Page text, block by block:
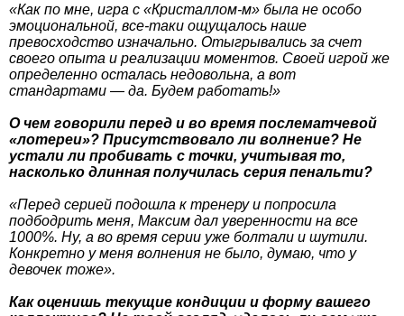
«Как по мне, игра с «Кристаллом-м» была не особо
эмоциональной, все-таки ощущалось наше
превосходство изначально. Отыгрывались за счет
своего опыта и реализации моментов. Своей игрой же
определенно осталась недовольна, а вот
стандартами — да. Будем работать!»
О чем говорили перед и во время послематчевой
«лотереи»? Присутствовало ли волнение? Не
устали ли пробивать с точки, учитывая то,
насколько длинная получилась серия пенальти?
«Перед серией подошла к тренеру и попросила
подбодрить меня, Максим дал уверенности на все
1000%. Ну, а во время серии уже болтали и шутили.
Конкретно у меня волнения не было, думаю, что у
девочек тоже».
Как оценишь текущие кондиции и форму вашего